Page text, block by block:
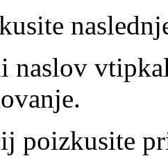
naslov
poizkusite